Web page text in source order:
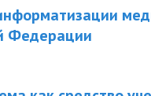
Федерации